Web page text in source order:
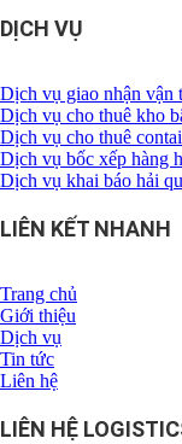
DỊCH VỤ
Dịch vụ giao nhận vận
Dịch vụ cho thuê kho
Dịch vụ cho thuê
Dịch vụ bốc xếp hàng
Dịch vụ khai báo hải
LIÊN KẾT NHANH
Trang chủ
Giới thiệu
Dịch vụ
Tin tức
Liên hệ
LIÊN HỆ